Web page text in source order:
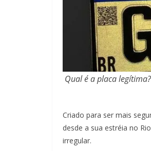
Qual é a placa
Criado para ser mais
desde a sua estréia no
irregular.